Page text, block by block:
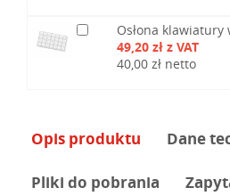
Osłona
49,20 zł z VAT
40,00 zł netto
Opis produktu Dane
Pliki do pobrania